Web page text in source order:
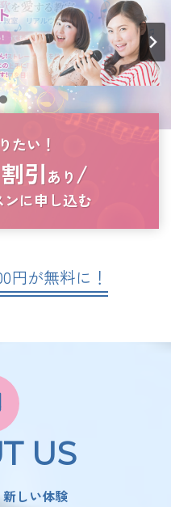
たい！
引あり/
に申し込む
円が無料に！
US
しい体験